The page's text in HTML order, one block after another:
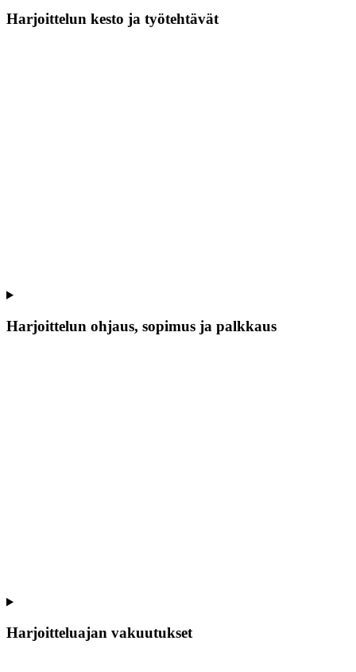
Harjoittelun kesto ja työtehtävät
Harjoittelun ohjaus, sopimus ja palkkaus
Harjoitteluajan vakuutukset